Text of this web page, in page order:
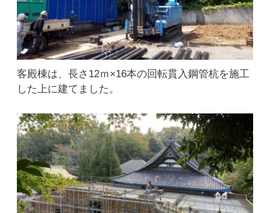
客殿棟は、長さ12ｍ×16本の回転貫入鋼管杭を施工
した上に建てました。